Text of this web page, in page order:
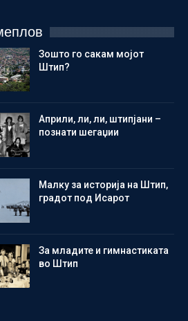
Зошто го сакам мојот
Штип?
Aприли, ли, ли, штипјани –
познати шегаџии
Малку за историја на Штип,
градот под Исарот
Зa младите и гимнастиката
во Штип